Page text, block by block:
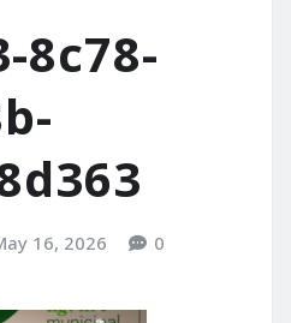
8c78-
16, 2026 0